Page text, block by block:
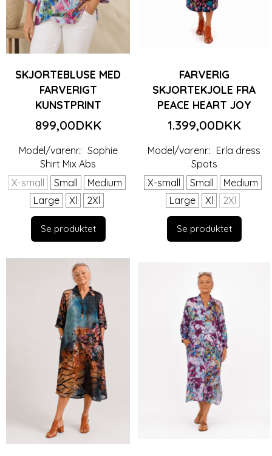
SKJORTEBLUSE MED
FARVERIGT
KUNSTPRINT
899,00DKK
Model/varenr.: Sophie
Shirt Mix Abs
X-small
Small
Medium
Large
Xl 2Xl
Se produktet
FARVERIG
SKJORTEKJOLE FRA
PEACE HEART JOY
1.399,00DKK
Model/varenr.: Erla dress
Spots
X-small
Small
Medium
Large
Xl 2Xl
Se produktet